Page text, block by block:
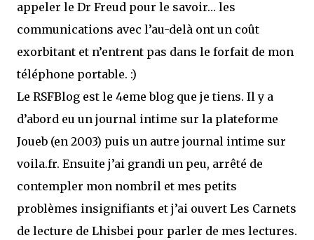
appeler le Dr Freud pour le savoir… les
communications avec l’au-delà ont un coût
exorbitant et n’entrent pas dans le forfait de mon
téléphone portable. :)
Le RSFBlog est le 4eme blog que je tiens. Il y a
d’abord eu un journal intime sur la plateforme
Joueb (en 2003) puis un autre journal intime sur
voila.fr. Ensuite j’ai grandi un peu, arrêté de
contempler mon nombril et mes petits
problèmes insignifiants et j’ai ouvert Les Carnets
de lecture de Lhisbei pour parler de mes lectures.